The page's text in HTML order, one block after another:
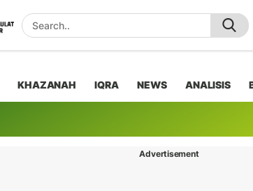
KHAZANAH IQRA NEWS ANALISIS
Advertisement